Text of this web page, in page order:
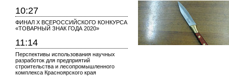
10:27
ФИНАЛ X ВСЕРОССИЙСКОГО КОНКУРСА
«ТОВАРНЫЙ ЗНАК ГОДА 2020»
11:14
Перспективы использования научных
разработок для предприятий
строительства и лесопромышленного
комплекса Красноярского края